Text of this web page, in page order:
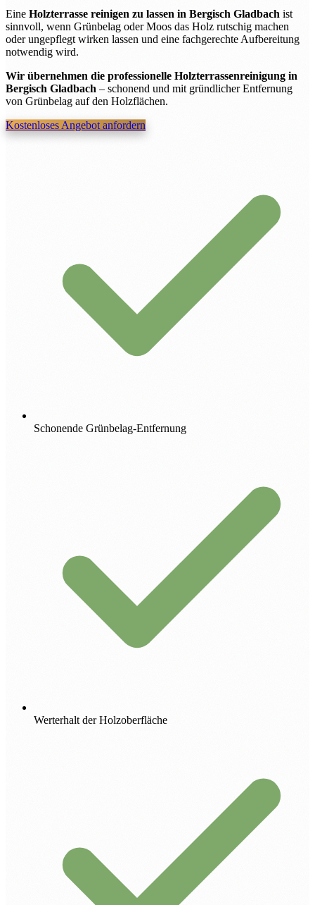
Eine Holzterrasse reinigen zu lassen in Bergisch Gladbach ist
sinnvoll, wenn Grünbelag oder Moos das Holz rutschig machen
oder ungepflegt wirken lassen und eine fachgerechte Aufbereitung
notwendig wird.
Wir übernehmen die professionelle Holzterrassenreinigung in
Bergisch Gladbach – schonend und mit gründlicher Entfernung
von Grünbelag auf den Holzflächen.
Kostenloses Angebot anfordern
Schonende Grünbelag-Entfernung
Werterhalt der Holzoberfläche